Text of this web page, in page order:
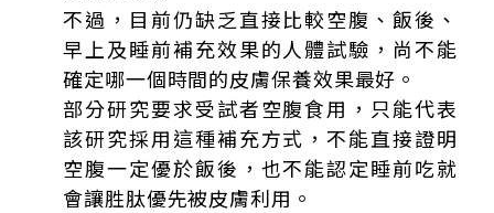
不過，目前仍缺乏直接比較空腹、飯後、
早上及睡前補充效果的人體試驗，尚不能
確定哪一個時間的皮膚保養效果最好。
部分研究要求受試者空腹食用，只能代表
該研究採用這種補充方式，不能直接證明
空腹一定優於飯後，也不能認定睡前吃就
會讓胜肽優先被皮膚利用。